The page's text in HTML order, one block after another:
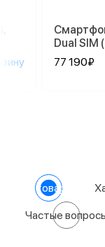
Dual SIM
77 190₽
О товаре
Частые